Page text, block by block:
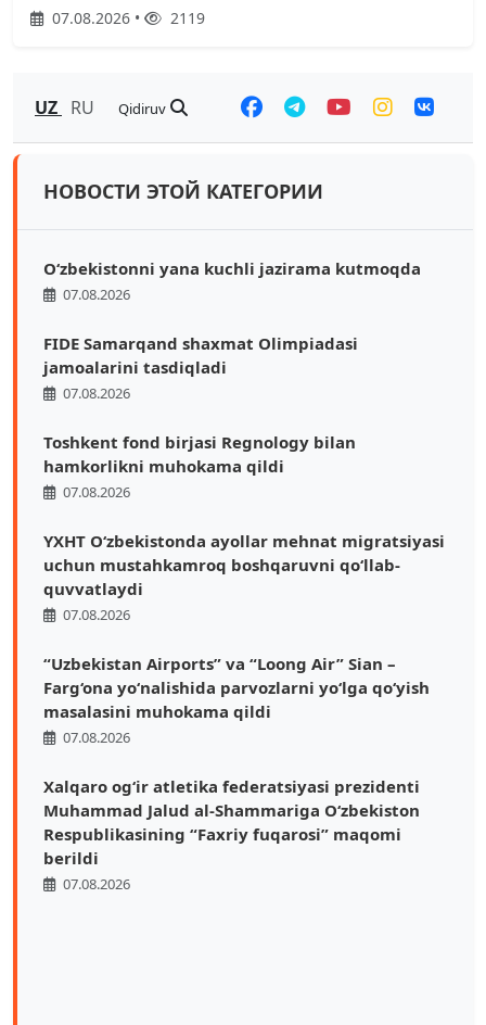
07.08.2026 • 2119
UZ RU Qidiruv
НОВОСТИ ЭТОЙ КАТЕГОРИИ
O‘zbekistonni yana kuchli jazirama kutmoqda
07.08.2026
FIDE Samarqand shaxmat Olimpiadasi
jamoalarini tasdiqladi
07.08.2026
Toshkent fond birjasi Regnology bilan
hamkorlikni muhokama qildi
07.08.2026
YXHT O‘zbekistonda ayollar mehnat migratsiyasi
uchun mustahkamroq boshqaruvni qo‘llab-
quvvatlaydi
07.08.2026
“Uzbekistan Airports” va “Loong Air” Sian –
Farg‘ona yo‘nalishida parvozlarni yo‘lga qo‘yish
masalasini muhokama qildi
07.08.2026
Xalqaro ogʻir atletika federatsiyasi prezidenti
Muhammad Jalud al-Shammariga Oʻzbekiston
Respublikasining “Faxriy fuqarosi” maqomi
berildi
07.08.2026